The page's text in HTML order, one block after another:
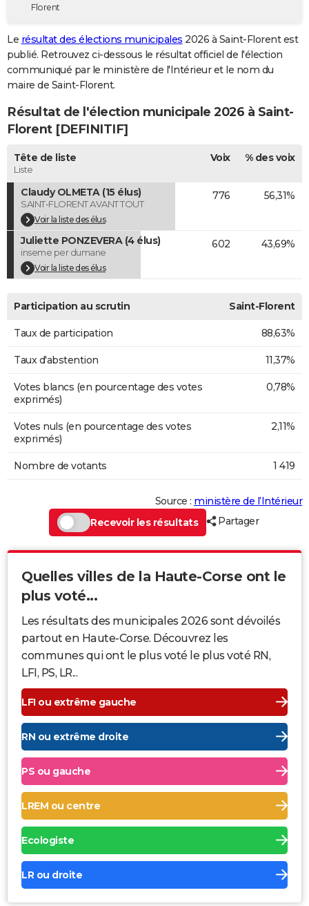
Destinations
City break
Voyage nature
Voyage de noces
Forum
GUIDES D'ACHAT
BONS PLANS
Carte de Noël
Carte Bonne année
Carte Saint-Valentin
Carte Pâques
Carte d'anniversaire
DICTIONNAIRE
Dictionnaire
Biographies
Citations
Expressions
Proverbes
PROGRAMME TV
COPAINS D'AVANT
S'inscrire
Se connecter
Lycées
Collèges
Primaires
Universités
Entreprises
Service militaire
Avis de recherche
AVIS DE DÉCÈS
FORUM
Bricolage
Lifestyle
Culture
Sport
Auto
Television
Voyage
Cinema
Florent
Le résultat des élections municipales 2026 à Saint-Florent est
publié. Retrouvez ci-dessous le résultat officiel de l'élection
communiqué par le ministère de l'Intérieur et le nom du
maire de Saint-Florent.
Résultat de l'élection municipale 2026 à Saint-
Florent [DEFINITIF]
Tête de liste
Liste
Voix % des voix
Claudy OLMETA (15 élus)
SAINT-FLORENT AVANT TOUT
Voir la liste des élus
776 56,31%
Juliette PONZEVERA (4 élus)
inseme per dumane
Voir la liste des élus
602 43,69%
Participation au scrutin Saint-Florent
Taux de participation 88,63%
Taux d'abstention 11,37%
Votes blancs (en pourcentage des votes
exprimés)
0,78%
Votes nuls (en pourcentage des votes
exprimés)
2,11%
Nombre de votants 1 419
Source : ministère de l’Intérieur
Recevoir les résultats
Partager
Quelles villes de la Haute-Corse ont le
plus voté...
Les résultats des municipales 2026 sont dévoilés
partout en Haute-Corse. Découvrez les
communes qui ont le plus voté le plus voté RN,
LFI, PS, LR...
LFI ou extrême gauche
RN ou extrême droite
PS ou gauche
LREM ou centre
Ecologiste
LR ou droite